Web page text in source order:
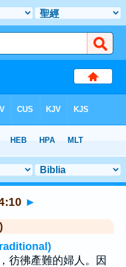
►
彷彿產難的婦人。因